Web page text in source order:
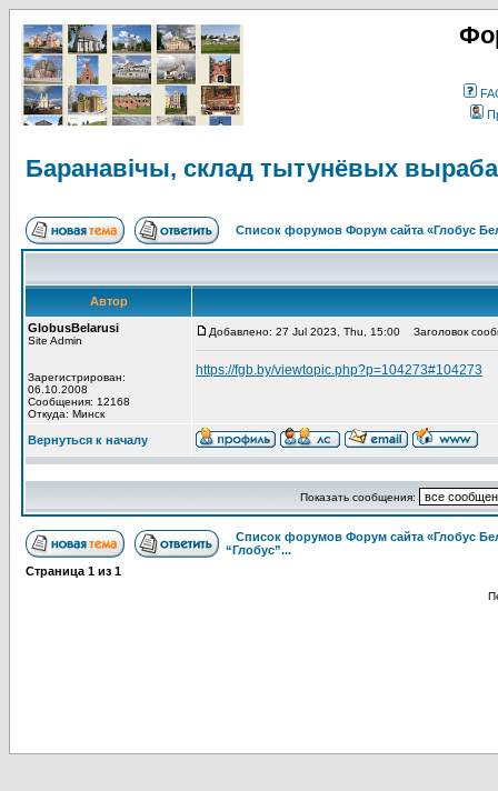
Баранавічы, склад тытунёвых
Список форумов Форум сайта «Глобус
Автор
GlobusBelarusi
Site Admin
Зарегистрирован:
06.10.2008
Сообщения: 12168
Откуда: Минск
Добавлено: 27 Jul 2023, Thu, 15:00 Заголовок
https://fgb.by/viewtopic.php?p=104273#104273
Вернуться к началу
Показать сообщения:
Список форумов Форум сайта «Глобус
“Глобус”...
Страница 1 из 1